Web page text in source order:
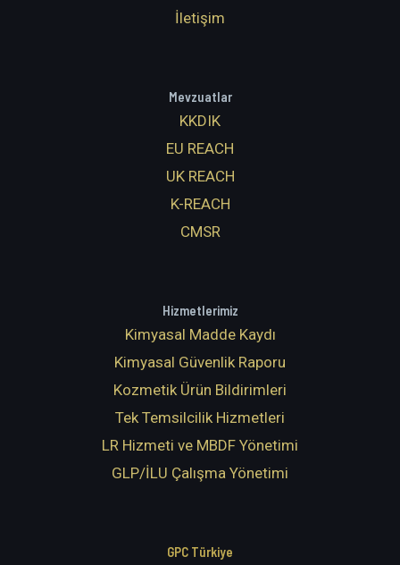
İletişim
Mevzuatlar
KKDIK
EU REACH
UK REACH
K-REACH
CMSR
Hizmetlerimiz
Kimyasal Madde Kaydı
Kimyasal Güvenlik Raporu
Kozmetik Ürün Bildirimleri
Tek Temsilcilik Hizmetleri
LR Hizmeti ve MBDF Yönetimi
GLP/İLU Çalışma Yönetimi
GPC Türkiye